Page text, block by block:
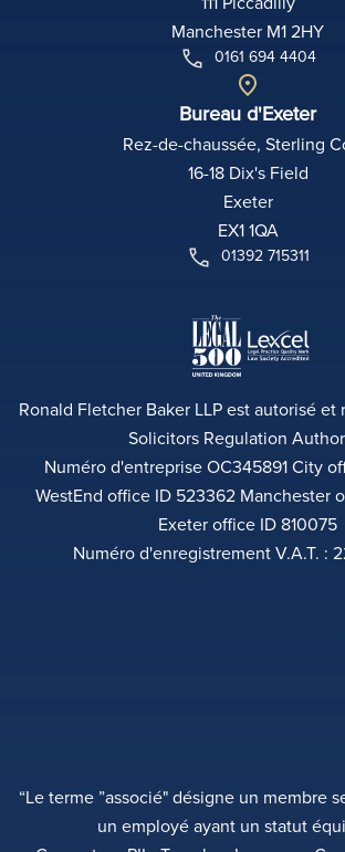
Manchester M1 2HY
0161 694 4404
Bureau d'Exeter
Rez-de-chaussée, Sterling
16-18 Dix's Field
Exeter
EX1 1QA
01392 715311
Ronald Fletcher Baker LLP est autorisé
Solicitors Regulation
Numéro d'entreprise OC345891 City
WestEnd office ID 523362 Manchester
Exeter office ID 810075
Numéro d'enregistrement V.A.T. :
“Le terme ”associé" désigne un membre
un employé ayant un statut